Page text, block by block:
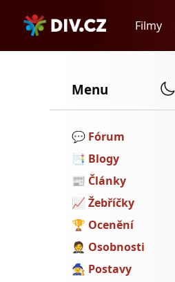
Filmy
Menu
💬️ Fórum
📑 Blogy
📰 Články
📈 Žebříčky
🏆 Ocenění
🤵 Osobnosti
🧙 Postavy